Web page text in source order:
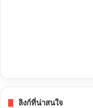
ลิงก์ที่น่าสนใจ